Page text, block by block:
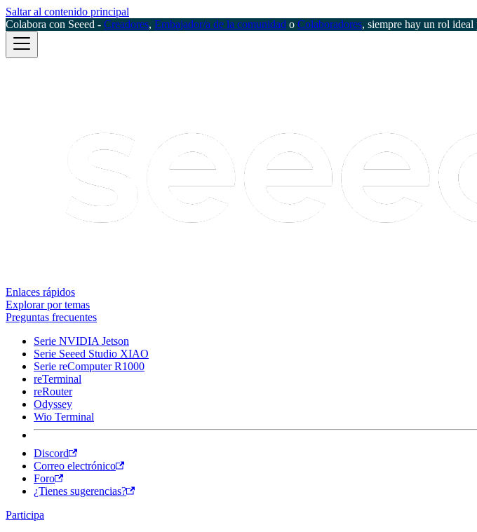
Saltar al contenido principal
Colabora con Seeed - Creadores, Embajador/a de la comunidad o Colaboradores, siempre hay un rol ideal
Enlaces rápidos
Explorar por temas
Preguntas frecuentes
Serie NVIDIA Jetson
Serie Seeed Studio XIAO
Serie reComputer R1000
reTerminal
reRouter
Odyssey
Wio Terminal
Discord
Correo electrónico
Foro
¿Tienes sugerencias?
Participa